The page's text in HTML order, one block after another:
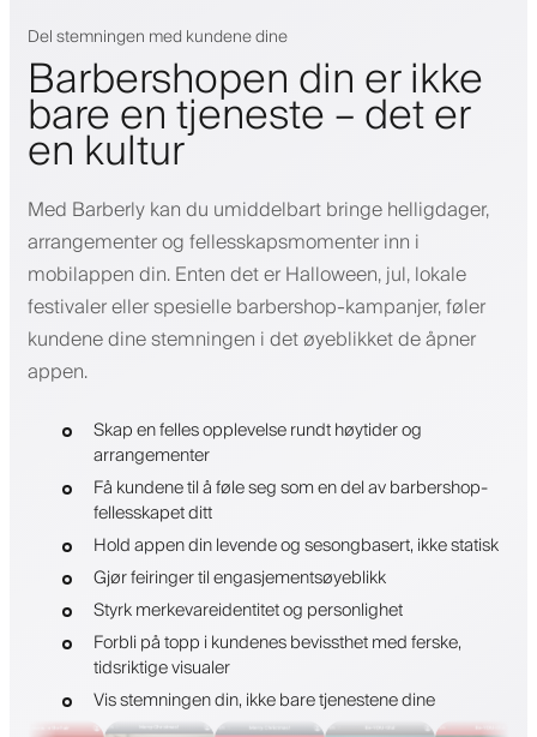
Del stemningen med kundene dine
Barbershopen din er ikke
bare en tjeneste – det er
en kultur
Med Barberly kan du umiddelbart bringe helligdager,
arrangementer og fellesskapsmomenter inn i
mobilappen din. Enten det er Halloween, jul, lokale
festivaler eller spesielle barbershop-kampanjer, føler
kundene dine stemningen i det øyeblikket de åpner
appen.
Skap en felles opplevelse rundt høytider og
arrangementer
Få kundene til å føle seg som en del av barbershop-
fellesskapet ditt
Hold appen din levende og sesongbasert, ikke statisk
Gjør feiringer til engasjementsøyeblikk
Styrk merkevareidentitet og personlighet
Forbli på topp i kundenes bevissthet med ferske,
tidsriktige visualer
Vis stemningen din, ikke bare tjenestene dine